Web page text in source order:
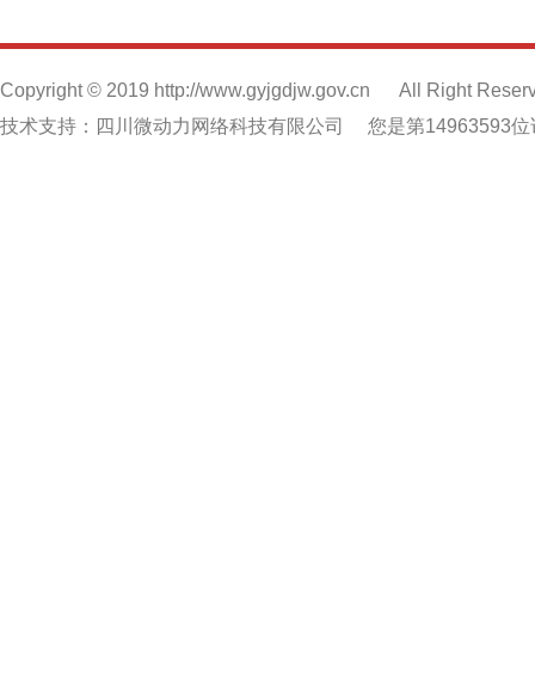
Copyright © 2019 http://www.gyjgdjw.gov.cn
All Right
技术支持：四川微动力网络科技有限公司
您是第14963593位